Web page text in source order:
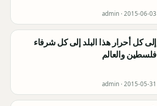
admin · 2015-06-03
إلى كل أحرار هذا البلد إلى كل شرفاء
فلسطين والعالم
admin · 2015-05-31